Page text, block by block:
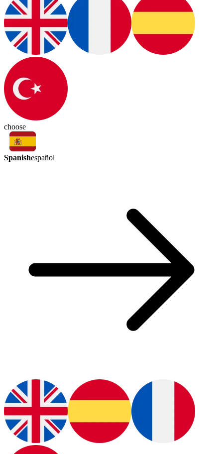
choose
Spanishespañol